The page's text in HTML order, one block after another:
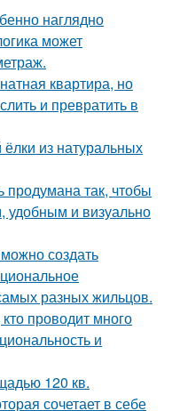
наглядно
может
квартира, но
и превратить в
из натуральных
продумана так, чтобы
удобным и визуально
создать
разных жильцов.
проводит много
и
120 кв.
сочетает в себе